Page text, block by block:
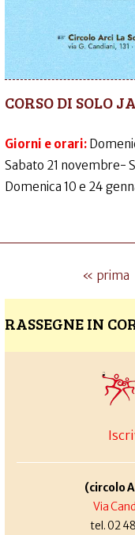
CORSO DI SOLO
Giorni e orari:
Sabato 21 novembre-
Domenica 10 e 24
« prima
RASSEGNE IN
(circolo
Via
tel. 02